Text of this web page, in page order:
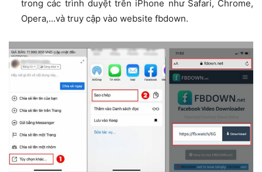
trong các trình duyệt trên iPhone như Safari, Chrome,
Opera,…và truy cập vào website fbdown.